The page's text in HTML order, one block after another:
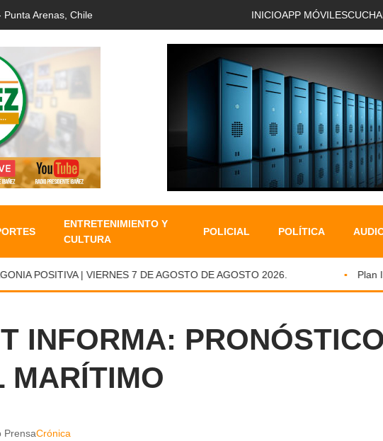
Arenas, Chile INICIOAPP MÓVIL
ENTRETENIMIENTO Y
CULTURA
POLICIAL POLÍTICA
POSITIVA | VIERNES 7 DE AGOSTO DE AGOSTO 2026. Plan
INFORMA: PRONÓSTICO
MARÍTIMO
PrensaCrónica